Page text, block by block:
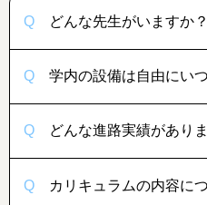
どんな先生がいますか
学内の設備は自由にい
どんな進路実績があり
カリキュラムの内容に